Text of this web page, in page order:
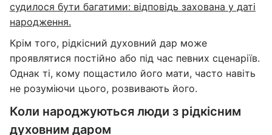
судилося бути багатими: відповідь захована у даті
народження.
Крім того, рідкісний духовний дар може
проявлятися постійно або під час певних сценаріїв.
Однак ті, кому пощастило його мати, часто навіть
не розуміючи цього, розвивають його.
Коли народжуються люди з рідкісним
духовним даром